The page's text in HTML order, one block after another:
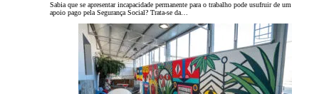
Sabia que se apresentar incapacidade permanente para o trabalho pode usufruir de um
apoio pago pela Segurança Social? Trata-se da…